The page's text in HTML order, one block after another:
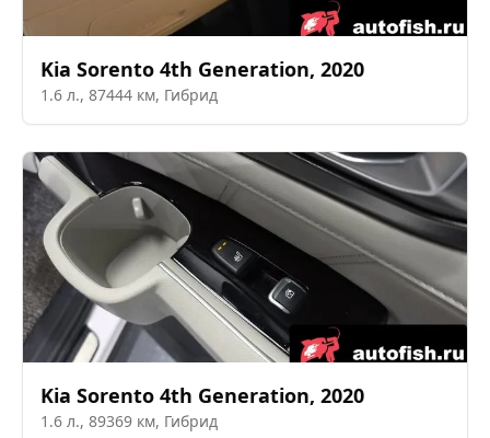
Kia Sorento 4th Generation, 2020
1.6 л., 87444 км, Гибрид
Kia Sorento 4th Generation, 2020
1.6 л., 89369 км, Гибрид